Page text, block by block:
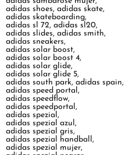
adidas shoes,adidas skate,
adidas skateboarding,
adidas sl 72,adidas sl20,
adidas slides,adidas smith,
adidas sneakers,
adidas solar boost,
adidas solar boost 4,
adidas solar glide,
adidas solar glide 5,
adidas south park,adidas spain,
adidas speed portal,
adidas speedflow,
adidas speedportal,
adidas spezial,
adidas spezial azul,
adidas spezial gris,
adidas spezial handball,
adidas spezial mujer,